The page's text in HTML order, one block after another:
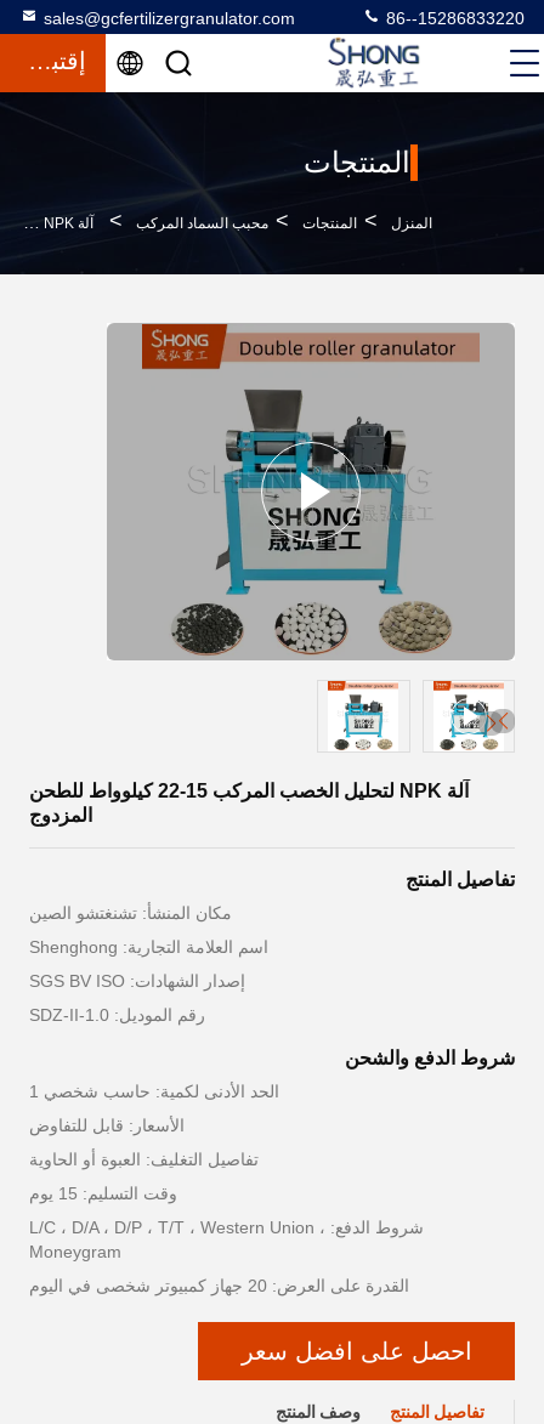
sales@gcfertilizergranulator.com 86--15286833220
إقتباس
المنتجات
المنزل > المنتجات > محبب السماد المركب > آلة NPK لتحليل الخصب المركب 15-22 كيلوواط للطحن المزدوج
آلة NPK لتحليل الخصب المركب 15-22 كيلوواط للطحن
المزدوج
تفاصيل المنتج
مكان المنشأ: تشنغتشو الصين
اسم العلامة التجارية: Shenghong
إصدار الشهادات: SGS BV ISO
رقم الموديل: SDZ-II-1.0
شروط الدفع والشحن
الحد الأدنى لكمية: حاسب شخصي 1
الأسعار: قابل للتفاوض
تفاصيل التغليف: العبوة أو الحاوية
وقت التسليم: 15 يوم
شروط الدفع: L/C ، D/A ، D/P ، T/T ، Western Union ،
Moneygram
القدرة على العرض: 20 جهاز كمبيوتر شخصى في اليوم
احصل على افضل سعر
تفاصيل المنتج وصف المنتج